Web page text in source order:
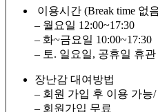
이용시간 (Break time 없
– 월요일 12:00~17:30
– 화~금요일 10:00~17:30
– 토. 일요일, 공휴일 휴관
장난감 대여방법
– 회원 가입 후 이용 가능
– 회원가입 무료